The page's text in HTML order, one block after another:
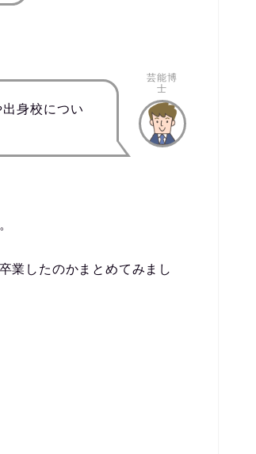
身校につい
芸能博
士
業したのかまとめてみまし